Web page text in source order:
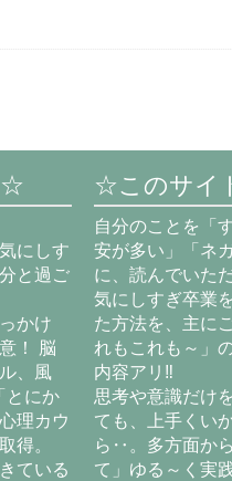
☆
にしす
と過ご
かけ
！ 脳
、風
とにか
理カウ
得。
ている
☆このサイ
自分のことを「
安が多い」「ネ
に、読んでいた
気にしすぎ卒業
た方法を、主に
れもこれも～」
内容アリ‼
思考や意識だけ
ても、上手くい
ら‥。多方面か
て」ゆる～く実